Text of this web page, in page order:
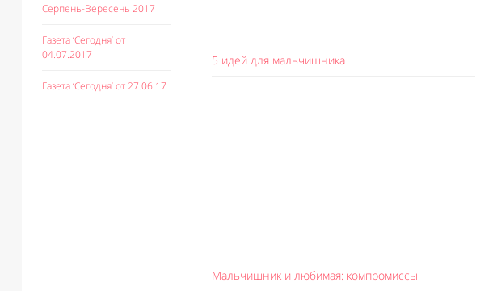
Серпень-Вересень 2017
Газета ‘Сегодня’ от
04.07.2017
Газета ‘Сегодня’ от 27.06.17
5 идей для мальчишника
Мальчишник и любимая: компромиссы